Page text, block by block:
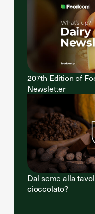
207th Edition of
Newsletter
Dal seme alla
cioccolato?